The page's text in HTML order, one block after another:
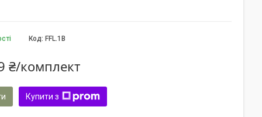
Код: FFL.1B
₴/комплект
Купити з